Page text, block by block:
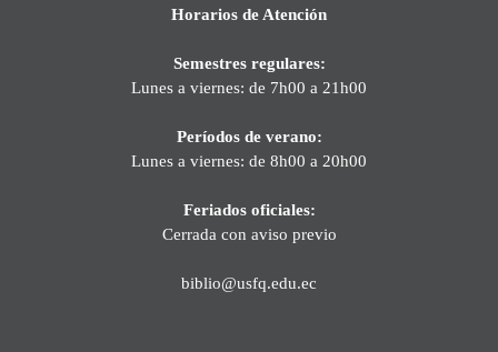
Horarios de Atención
Semestres regulares:
Lunes a viernes: de 7h00 a 21h00
Períodos de verano:
Lunes a viernes: de 8h00 a 20h00
Feriados oficiales:
Cerrada con aviso previo
biblio@usfq.edu.ec